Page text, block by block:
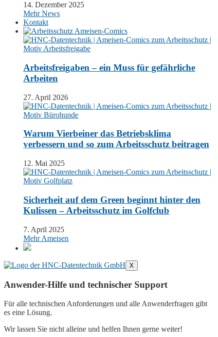
14. Dezember 2025
Mehr News
Kontakt
Arbeitsfreigaben – ein Muss für gefährliche
Arbeiten
27. April 2026
Warum Vierbeiner das Betriebsklima
verbessern und so zum Arbeitsschutz beitragen
12. Mai 2025
Sicherheit auf dem Green beginnt hinter den
Kulissen – Arbeitsschutz im Golfclub
7. April 2025
Mehr Ameisen
X
Anwender-Hilfe und technischer Support
Für alle technischen Anforderungen und alle Anwenderfragen gibt
es eine Lösung.
Wir lassen Sie nicht alleine und helfen Ihnen gerne weiter!